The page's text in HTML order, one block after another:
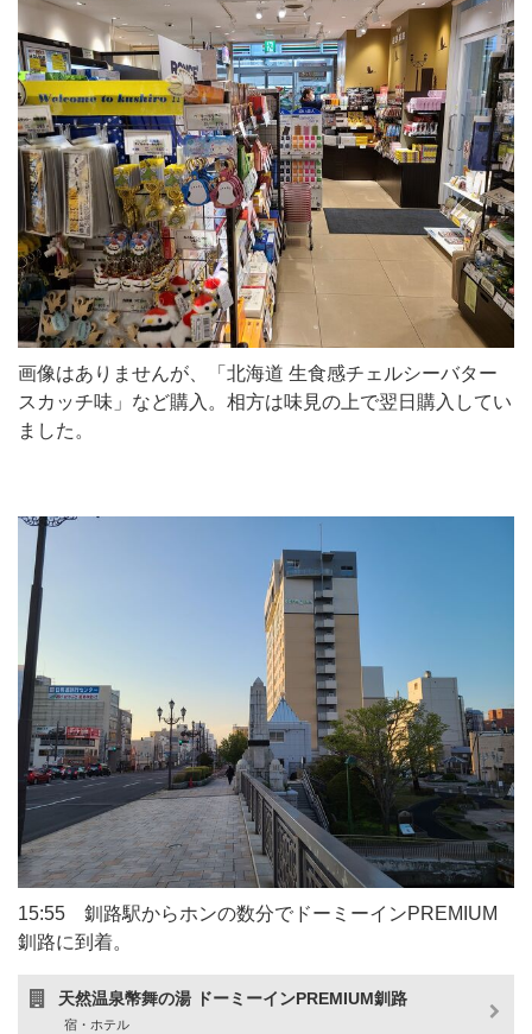
画像はありませんが、「北海道 生食感チェルシーバター
スカッチ味」など購入。相方は味見の上で翌日購入してい
ました。
15:55 釧路駅からホンの数分でドーミーインPREMIUM
釧路に到着。
天然温泉幣舞の湯 ドーミーインPREMIUM釧路
宿・ホテル